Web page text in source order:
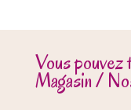
Vous pouvez
Magasin /